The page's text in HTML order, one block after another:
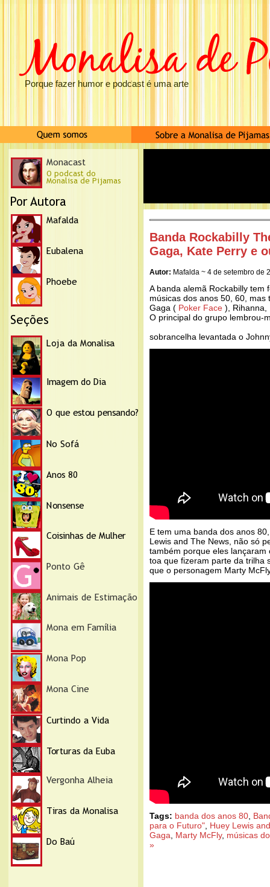
Porque fazer humor e podcast é uma arte
Banda Rockabilly
Gaga, Kate Perry e
Autor: Mafalda ~ 4 de setembro de
A banda alemã Rockabilly tem
músicas dos anos 50, 60,
Gaga ( Poker Face ), Rihanna,
O principal do grupo lembrou-
sobrancelha levantada o
E tem uma banda dos anos
Lewis and The News, não só
também porque eles
toa que fizeram parte da trilha
que o personagem Marty
Tags: banda dos anos 80
para o Futuro" Huey Lewis
Gaga
Marty McFly, músicas
»